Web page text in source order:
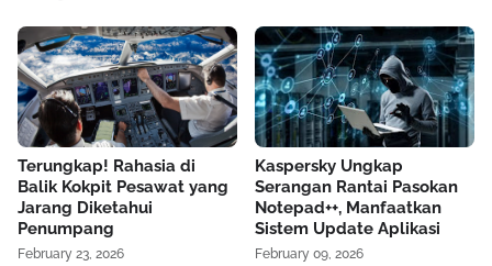
Terungkap! Rahasia di
Balik Kokpit Pesawat yang
Jarang Diketahui
Penumpang
February 23, 2026
Kaspersky Ungkap
Serangan Rantai Pasokan
Notepad++, Manfaatkan
Sistem Update Aplikasi
February 09, 2026